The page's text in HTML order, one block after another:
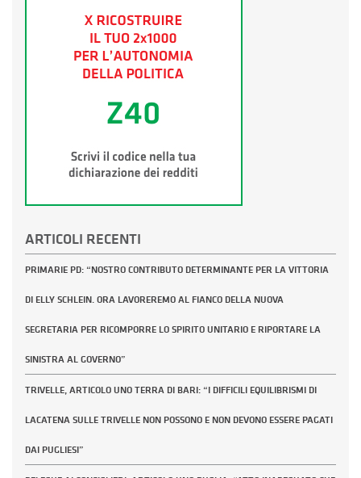
ARTICOLI RECENTI
PRIMARIE PD: “NOSTRO CONTRIBUTO DETERMINANTE PER LA VITTORIA
DI ELLY SCHLEIN. ORA LAVOREREMO AL FIANCO DELLA NUOVA
SEGRETARIA PER RICOMPORRE LO SPIRITO UNITARIO E RIPORTARE LA
SINISTRA AL GOVERNO”
TRIVELLE, ARTICOLO UNO TERRA DI BARI: “I DIFFICILI EQUILIBRISMI DI
LACATENA SULLE TRIVELLE NON POSSONO E NON DEVONO ESSERE PAGATI
DAI PUGLIESI”